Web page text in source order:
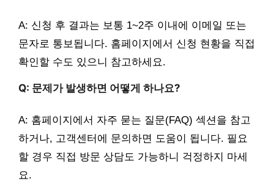
A: 신청 후 결과는 보통 1~2주 이내에 이메일 또는
문자로 통보됩니다. 홈페이지에서 신청 현황을 직접
확인할 수도 있으니 참고하세요.
Q: 문제가 발생하면 어떻게 하나요?
A: 홈페이지에서 자주 묻는 질문(FAQ) 섹션을 참고
하거나, 고객센터에 문의하면 도움이 됩니다. 필요
할 경우 직접 방문 상담도 가능하니 걱정하지 마세
요.